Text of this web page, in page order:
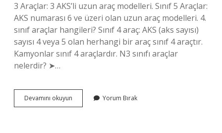
3 Araçlar: 3 AKS’li uzun araç modelleri. Sınıf 5 Araçlar:
AKS numarası 6 ve üzeri olan uzun araç modelleri. 4.
sınıf araçlar hangileri? Sınıf 4 araç: AKS (aks sayısı)
sayısı 4 veya 5 olan herhangi bir araç sınıf 4 araçtır.
Kamyonlar sınıf 4 araçlardır. N3 sınıfı araçlar
nelerdir? ➤…
Devamını okuyun
Sınıf
Yorum Bırak